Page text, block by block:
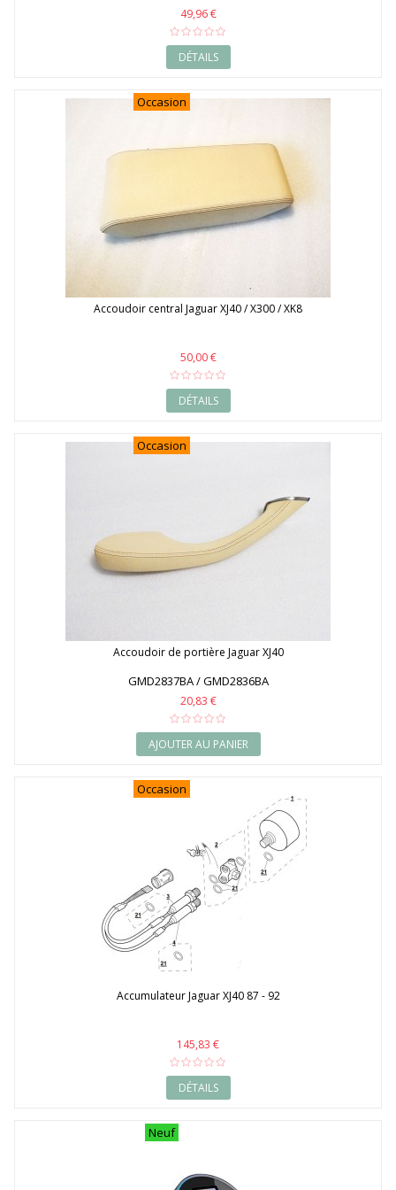
49,96 €
DÉTAILS
Occasion
Accoudoir central Jaguar XJ40 / X300 / XK8
50,00 €
DÉTAILS
Occasion
Accoudoir de portière Jaguar XJ40
GMD2837BA / GMD2836BA
20,83 €
AJOUTER AU PANIER
Occasion
Accumulateur Jaguar XJ40 87 - 92
145,83 €
DÉTAILS
Neuf